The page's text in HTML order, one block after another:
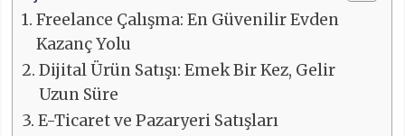
Freelance Çalışma: En Güvenilir Evden
Kazanç Yolu
Dijital Ürün Satışı: Emek Bir Kez, Gelir
Uzun Süre
E-Ticaret ve Pazaryeri Satışları